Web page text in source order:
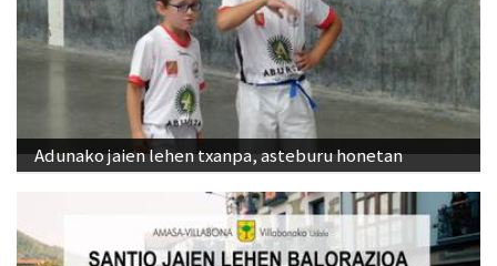
Adunako jaien lehen txanpa, asteburu honetan